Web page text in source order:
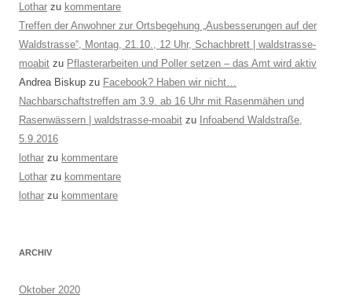
Lothar zu kommentare
Treffen der Anwohner zur Ortsbegehung „Ausbesserungen auf der
Waldstrasse“, Montag, 21.10., 12 Uhr, Schachbrett | waldstrasse-
moabit zu Pflasterarbeiten und Poller setzen – das Amt wird aktiv
Andrea Biskup zu Facebook? Haben wir nicht…
Nachbarschaftstreffen am 3.9. ab 16 Uhr mit Rasenmähen und
Rasenwässern | waldstrasse-moabit zu Infoabend Waldstraße,
5.9.2016
lothar zu kommentare
Lothar zu kommentare
lothar zu kommentare
ARCHIV
Oktober 2020